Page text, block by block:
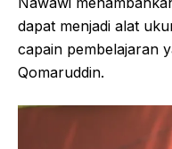
dapat menjadi alat
capain pembelajaran
Qomaruddin.